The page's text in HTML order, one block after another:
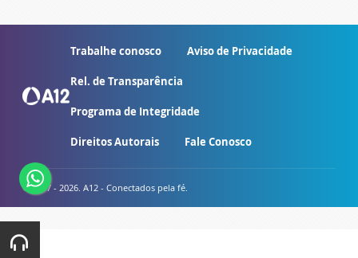
Trabalhe conosco Aviso de Privacidade
Rel. de Transparência
Programa de Integridade
Direitos Autorais Fale Conosco
© 2007 - 2026. A12 - Conectados pela fé.